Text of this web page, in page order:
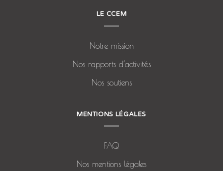
LE CCEM
Notre mission
Nos rapports d’activités
Nos soutiens
MENTIONS LÉGALES
FAQ
Nos mentions légales